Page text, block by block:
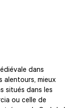
dans
alentours, mieux
situés dans les
ou celle de